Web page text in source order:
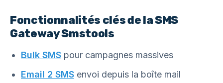
Fonctionnalités clés de la SMS
Gateway Smstools
Bulk SMS pour campagnes massives
Email 2 SMS envoi depuis la boîte mail